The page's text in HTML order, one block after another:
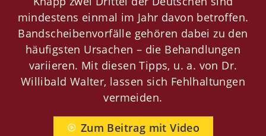
Jobs
Newsletter
Orthopädie
Weitere Fachbereiche
mindestens einmal im Jahr davon betroffen.
Bandscheibenvorfälle gehören dabei zu den
häufigsten Ursachen – die Behandlungen
variieren. Mit diesen Tipps, u. a. von Dr.
Willibald Walter, lassen sich Fehlhaltungen
vermeiden.
Zum Beitrag mit Video